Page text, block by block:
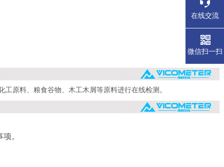
原料、粮食谷物、木工木屑等原料进行在线检测。
。
在线交流
微信扫一扫